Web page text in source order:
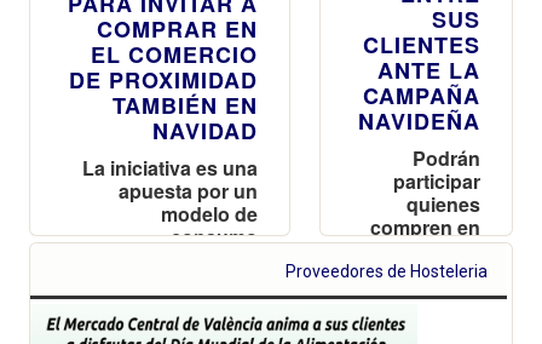
COMPRAR EN
EL COMERCIO
DE PROXIMIDAD
TAMBIÉN EN
NAVIDAD
La iniciativa es una
apuesta por un
modelo de
consumo
personalizada a los
clientes
SUS
CLIENTES
ANTE LA
CAMPAÑA
NAVIDEÑA
Podrán
participar
quienes
compren en
los puestos
del Mercado
hasta el 6 de
diciembre
Proveedores de Hosteleria